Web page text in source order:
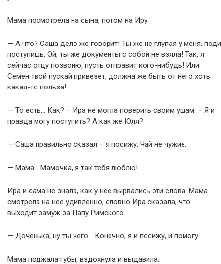
Мама посмотрела на сына, потом на Иру.
— А что? Саша дело же говорит! Ты же не глупая у меня, поди
поступишь. Ой, ты же документы с собой не взяла! Так, я
сейчас отцу позвоню, пусть отправит кого-нибудь! Или
Семен твой пускай привезет, должна же быть от него хоть
какая-то польза!
— То есть… Как? – Ира не могла поверить своим ушам. – Я и
правда могу поступить? А как же Юля?
— Саша правильно сказал – я посижу. Чай не чужие.
— Мама… Мамочка, я так тебя люблю!
Ира и сама не знала, как у нее вырвались эти слова. Мама
смотрела на нее удивленно, словно Ира сказала, что
выходит замуж за Папу Римского.
— Доченька, ну ты чего… Конечно, я и посижу, и помогу…
Мама поджала губы, вздохнула и выдавила.